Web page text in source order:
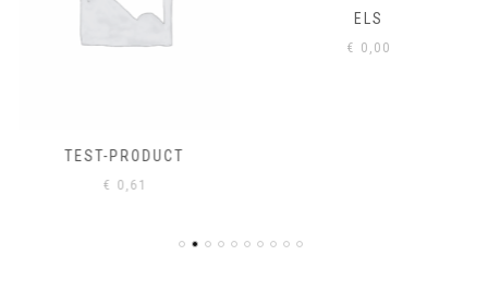
TEST-PRODUCT
€0,61
ELS
€0,00